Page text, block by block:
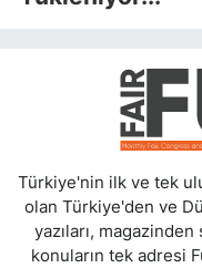
Türkiye'nin ilk ve tek
olan Türkiye'den ve
yazıları,
konuların tek adresi